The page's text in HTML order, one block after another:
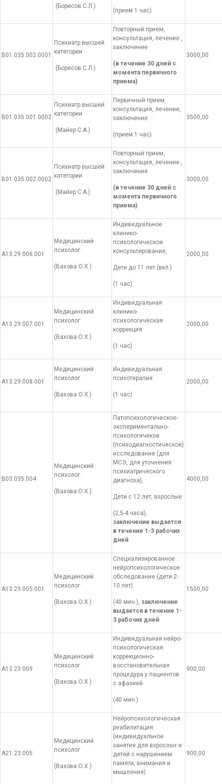
(Борисов С.Л.)
(прием 1 час)
В01.035.002.0001
Психиатр высшей
категории
(Борисов С.Л.)
Повторный прием,
консультация, лечение ,
заключение
(в течение 30 дней с
момента первичного
приема)
3000,00
В01.035.001.0002
Психиатр высшей
категории
(Майер С.А.)
Первичный прием,
консультация, лечение,
заключение
(прием 1 час)
3500,00
В01.035.002.0002
Психиатр высшей
категории
(Майер С.А.)
Повторный прием,
консультация, лечение ,
заключение
(в течение 30 дней с
момента первичного
приема)
3000,00
А13.29.006.001
Медицинский
психолог
(Вахова О.Х.)
Индивидуальное
клинико-
психологическое
консультирование,
Дети до 11 лет (вкл.)
(1 час)
2000,00
А13.29.007.001
Медицинский
психолог
(Вахова О.Х.)
Индивидуальная
клинико-
психологическая
коррекция
(1 час)
2000,00
А13.29.008.001
Медицинский
психолог
(Вахова О.Х.)
Индивидуальная
психотерапия
(1 час)
2000,00
В03.035.004
Медицинский
психолог
(Вахова О.Х.)
Патопсихологическое-
экспериментально-
психологичекое
(психодиагностическое)
исследование (для
МСЭ, для уточнения
психиатрического
диагноза),
Дети с 12 лет, взрослые
(2,5-4 часа),
заключение выдается
в течение 1-3 рабочих
дней
4000,00
А13.29.005.001
Медицинский
психолог
(Вахова О.Х.)
Специализированное
нейропсихологическое
обследование (дети 2-
10 лет)
(40 мин.), заключение
выдается в течение 1-
3 рабочих дней
1500,00
А13.23.009
Медицинский
психолог
(Вахова О.Х.)
Индивидуальная нейро-
психологическая
коррекционно-
восстановительная
процедура у пациентов
с афазией
(40 мин.)
900,00
А21.23.005
Медицинский
психолог
(Вахова О.Х.)
Нейропсихологическая
реабилитация
(индивидуальное
занятие для взрослых и
детей с нарушением
памяти, внимания и
мышления)
900,00